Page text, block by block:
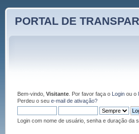
PORTAL DE
Bem-vindo, Visitante. Por favor faça o Loginou o
Perdeu o seu e-mail de ativação?
Login com nome de usuário, senha e duração da